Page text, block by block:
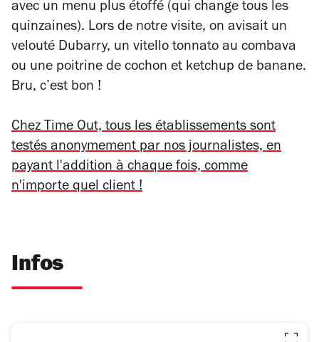
avec un menu plus étoffé (qui change tous les
quinzaines). Lors de notre visite, on avisait un
velouté Dubarry, un vitello tonnato au combava
ou une poitrine de cochon et ketchup de banane.
Bru, c’est bon !
Chez Time Out, tous les établissements sont
testés anonymement par nos journalistes, en
payant l'addition à chaque fois, comme
n'importe quel client !
Infos